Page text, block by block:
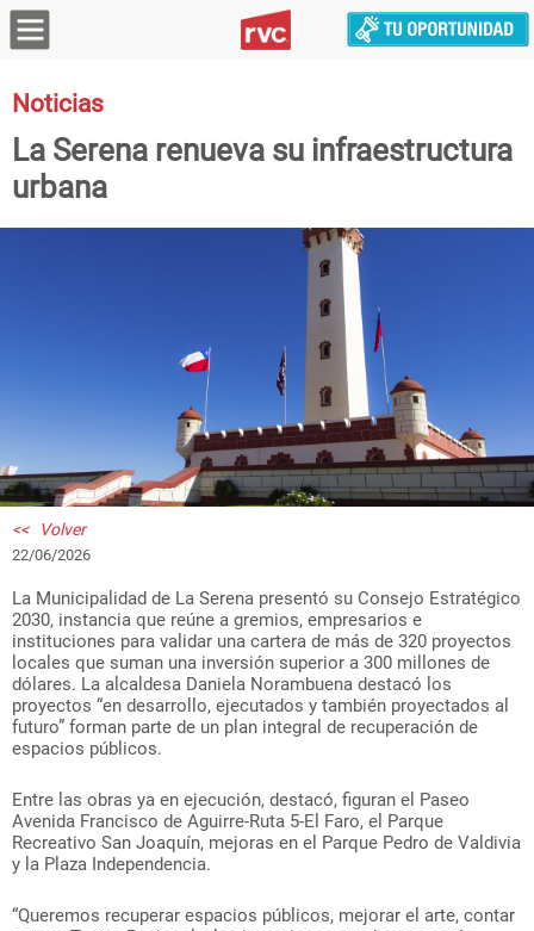
Noticias
La Serena renueva su infraestructura
urbana
<< Volver
22/06/2026
La Municipalidad de La Serena presentó su Consejo Estratégico
2030, instancia que reúne a gremios, empresarios e
instituciones para validar una cartera de más de 320 proyectos
locales que suman una inversión superior a 300 millones de
dólares. La alcaldesa Daniela Norambuena destacó los
proyectos “en desarrollo, ejecutados y también proyectados al
futuro” forman parte de un plan integral de recuperación de
espacios públicos.
Entre las obras ya en ejecución, destacó, figuran el Paseo
Avenida Francisco de Aguirre-Ruta 5-El Faro, el Parque
Recreativo San Joaquín, mejoras en el Parque Pedro de Valdivia
y la Plaza Independencia.
“Queremos recuperar espacios públicos, mejorar el arte, contar